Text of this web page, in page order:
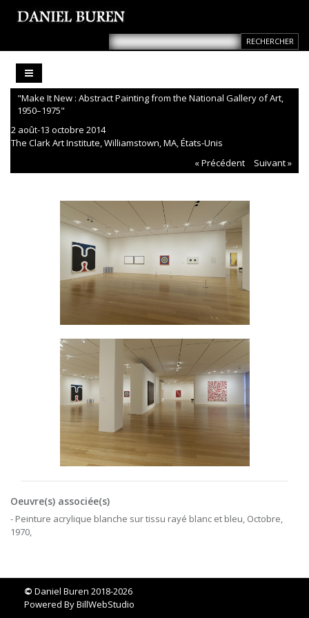
"Make It New : Abstract Painting from the National Gallery of Art,
1950–1975"
2 août-13 octobre 2014
The Clark Art Institute, Williamstown, MA, États-Unis
« Précédent
Suivant »
Oeuvre(s) associée(s)
- Peinture acrylique blanche sur tissu rayé blanc et bleu, Octobre,
1970,
© Daniel Buren 2018-2026
Powered ByBillWebStudio